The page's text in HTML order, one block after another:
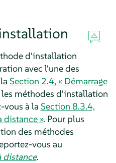
d'installation
avec l'une des
Section 2.4, « Démarrage
les méthodes d'installation
vous à la Section 8.3.4,
distance ». Pour plus
des méthodes
vous au
distance.